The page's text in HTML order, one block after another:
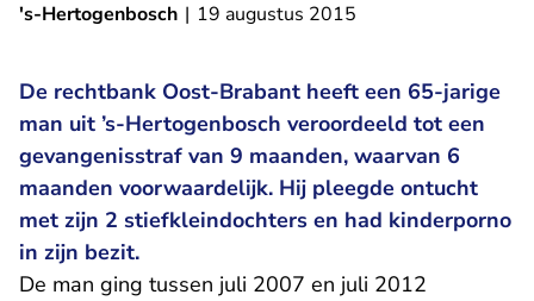
's-Hertogenbosch | 19 augustus 2015
De rechtbank Oost-Brabant heeft een 65-jarige
man uit ’s-Hertogenbosch veroordeeld tot een
gevangenisstraf van 9 maanden, waarvan 6
maanden voorwaardelijk. Hij pleegde ontucht
met zijn 2 stiefkleindochters en had kinderporno
in zijn bezit.
De man ging tussen juli 2007 en juli 2012